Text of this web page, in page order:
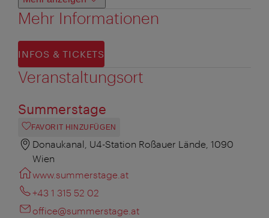
Mehr Informationen
INFOS & TICKETS
Veranstaltungsort
Summerstage
FAVORIT HINZUFÜGEN
Donaukanal, U4-Station Roßauer Lände, 1090
Wien
www.summerstage.at
+43 1 315 52 02
office@summerstage.at